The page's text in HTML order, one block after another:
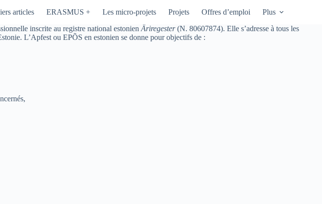
articles ERASMUS + Les micro-projets Projets Offres d’emploi
Plus
inscrite au registre national estonien Äriregester(N. 80607874). Elle s’adresse à tous les
L’Apfest ou EPÕS en estonien se donne pour objectifs de :